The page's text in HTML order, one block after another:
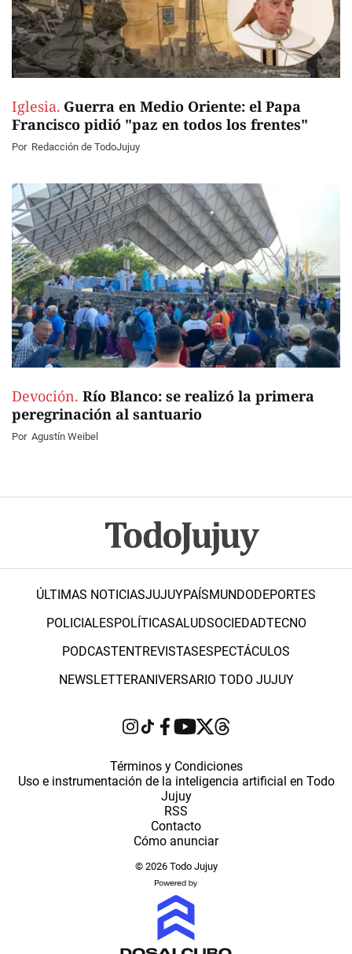
Iglesia. Guerra en Medio Oriente: el Papa
Francisco pidió "paz en todos los frentes"
Por Redacción de TodoJujuy
Devoción. Río Blanco: se realizó la primera
peregrinación al santuario
Por Agustín Weibel
ÚLTIMAS NOTICIASJUJUYPAÍSMUNDODEPORTES
POLICIALESPOLÍTICASALUDSOCIEDADTECNO
PODCASTENTREVISTASESPECTÁCULOS
NEWSLETTERANIVERSARIO TODO JUJUY
Términos y Condiciones
Uso e instrumentación de la inteligencia artificial en Todo
Jujuy
RSS
Contacto
Cómo anunciar
© 2026 Todo Jujuy